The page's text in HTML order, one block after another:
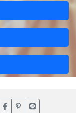
臉書分享(另開新視窗)
噗浪分享(另開新
Line分享(另